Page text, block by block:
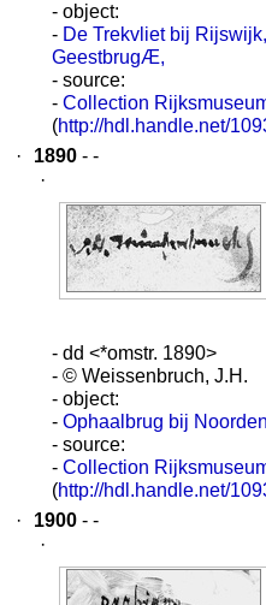
- object:
- De Trekvliet bij
GeestbrugÆ,
- source:
- Collection
(http://hdl.handle.net/
·
1890 - -
·
- dd <*omstr. 1890>
- © Weissenbruch, J.H.
- object:
- Ophaalbrug bij Noorden
- source:
- Collection
(http://hdl.handle.net/
·
1900 - -
·